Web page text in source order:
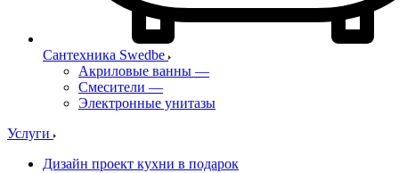
Сантехника Swedbe
Акриловые ванны —
Смесители —
Электронные унитазы
Услуги
Дизайн проект кухни в подарок